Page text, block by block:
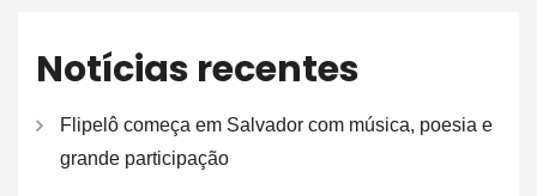
Notícias recentes
Flipelô começa em Salvador com música, poesia e
grande participação